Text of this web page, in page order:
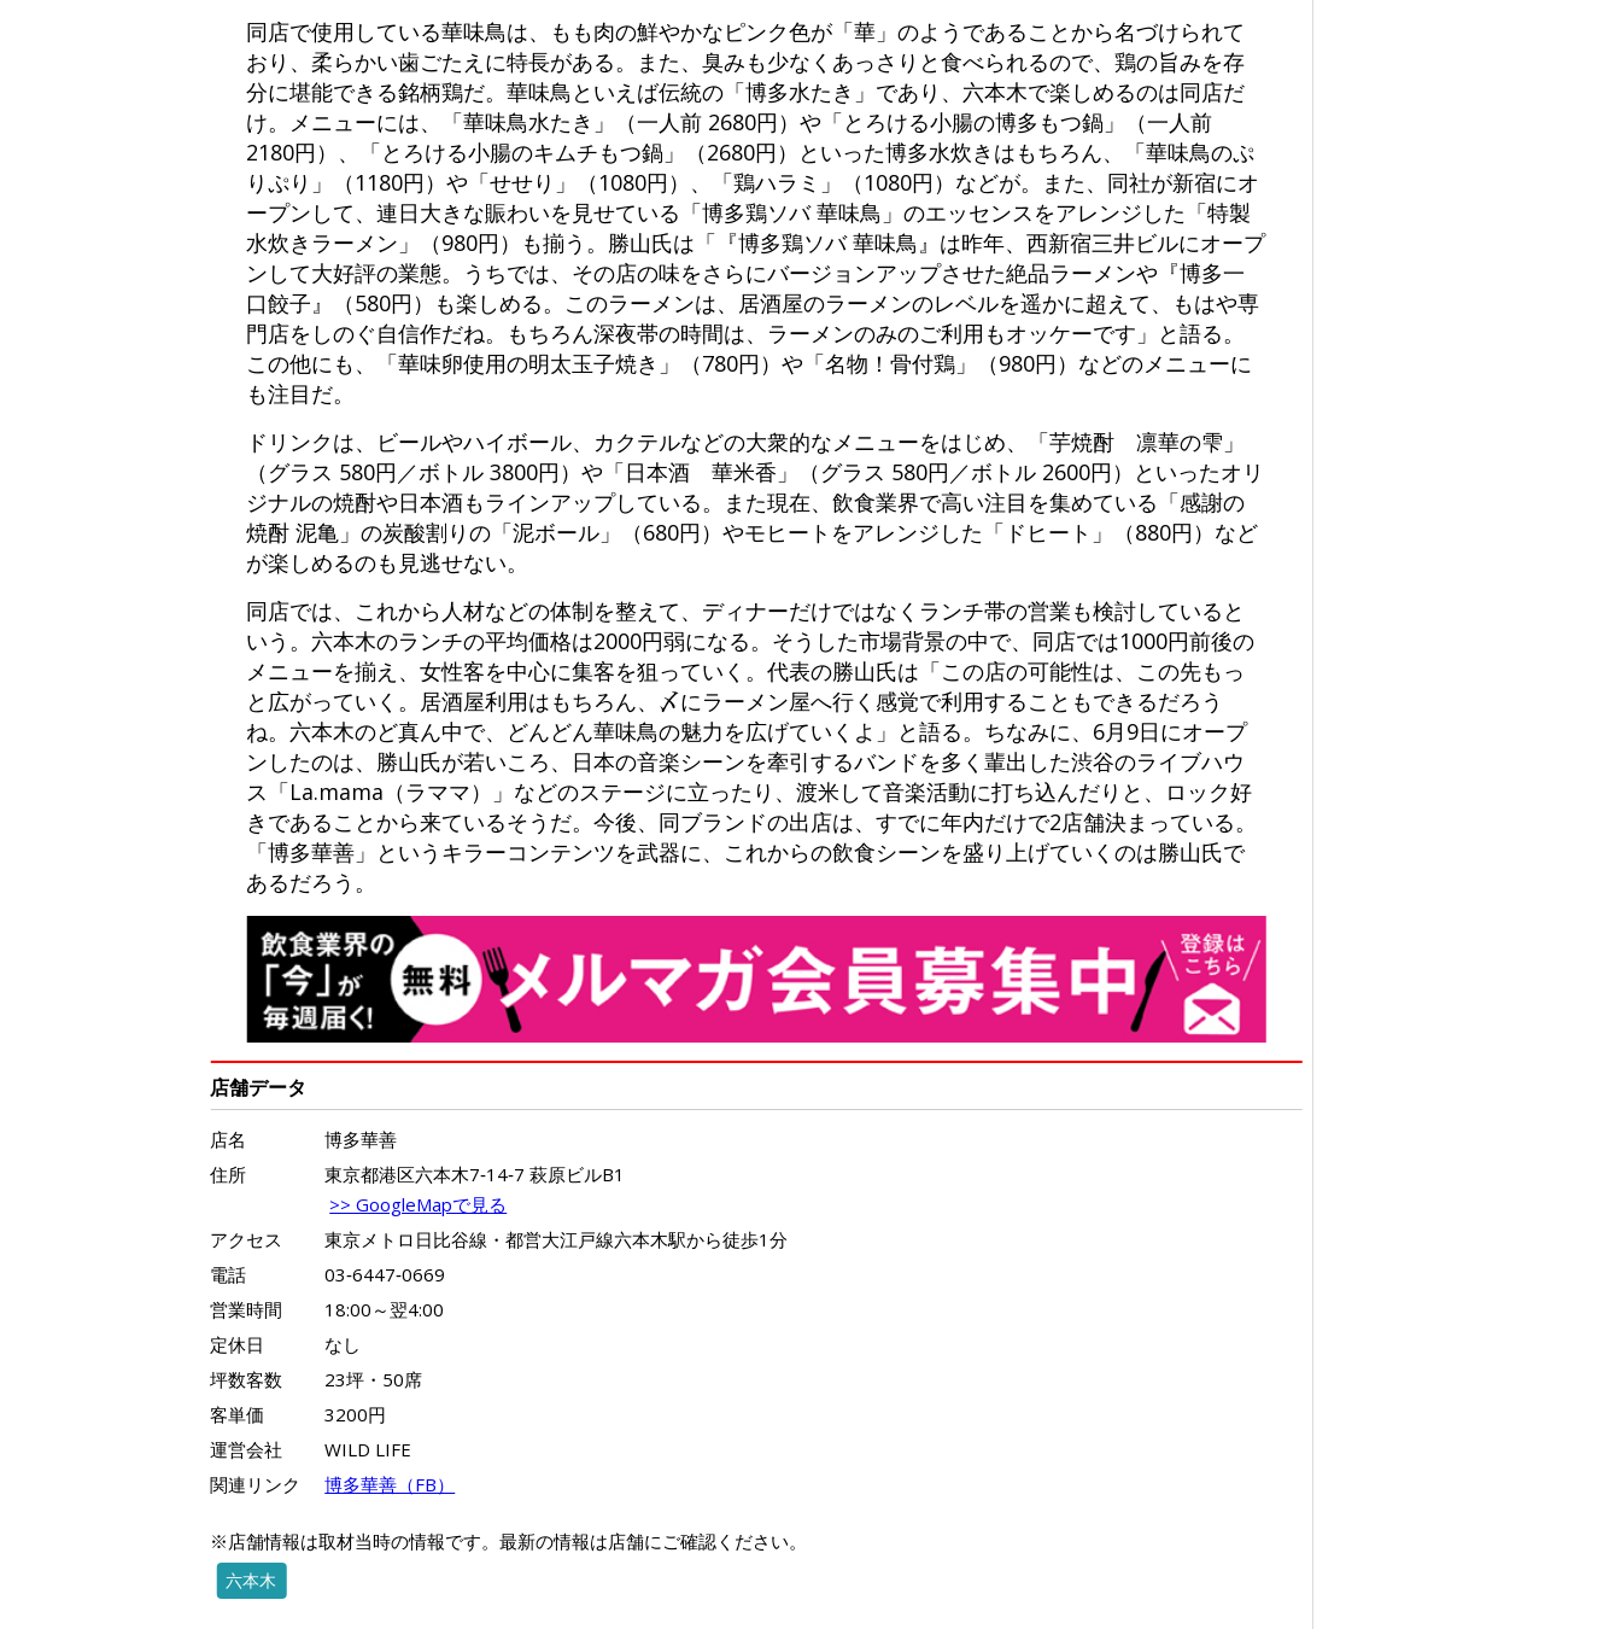
同店で使用している華味鳥は、もも肉の鮮やかなピンク色が「華」のようであることから名づけられて
おり、柔らかい歯ごたえに特長がある。また、臭みも少なくあっさりと食べられるので、鶏の旨みを存
分に堪能できる銘柄鶏だ。華味鳥といえば伝統の「博多水たき」であり、六本木で楽しめるのは同店だ
け。メニューには、「華味鳥水たき」（一人前 2680円）や「とろける小腸の博多もつ鍋」（一人前
2180円）、「とろける小腸のキムチもつ鍋」（2680円）といった博多水炊きはもちろん、「華味鳥のぷ
りぷり」（1180円）や「せせり」（1080円）、「鶏ハラミ」（1080円）などが。また、同社が新宿にオ
ープンして、連日大きな賑わいを見せている「博多鶏ソバ 華味鳥」のエッセンスをアレンジした「特製
水炊きラーメン」（980円）も揃う。勝山氏は「『博多鶏ソバ 華味鳥』は昨年、西新宿三井ビルにオープ
ンして大好評の業態。うちでは、その店の味をさらにバージョンアップさせた絶品ラーメンや『博多一
口餃子』（580円）も楽しめる。このラーメンは、居酒屋のラーメンのレベルを遥かに超えて、もはや専
門店をしのぐ自信作だね。もちろん深夜帯の時間は、ラーメンのみのご利用もオッケーです」と語る。
この他にも、「華味卵使用の明太玉子焼き」（780円）や「名物！骨付鶏」（980円）などのメニューに
も注目だ。
ドリンクは、ビールやハイボール、カクテルなどの大衆的なメニューをはじめ、「芋焼酎 凛華の雫」
（グラス 580円／ボトル 3800円）や「日本酒 華米香」（グラス 580円／ボトル 2600円）といったオリ
ジナルの焼酎や日本酒もラインアップしている。また現在、飲食業界で高い注目を集めている「感謝の
焼酎 泥亀」の炭酸割りの「泥ボール」（680円）やモヒートをアレンジした「ドヒート」（880円）など
が楽しめるのも見逃せない。
同店では、これから人材などの体制を整えて、ディナーだけではなくランチ帯の営業も検討していると
いう。六本木のランチの平均価格は2000円弱になる。そうした市場背景の中で、同店では1000円前後の
メニューを揃え、女性客を中心に集客を狙っていく。代表の勝山氏は「この店の可能性は、この先もっ
と広がっていく。居酒屋利用はもちろん、〆にラーメン屋へ行く感覚で利用することもできるだろう
ね。六本木のど真ん中で、どんどん華味鳥の魅力を広げていくよ」と語る。ちなみに、6月9日にオープ
ンしたのは、勝山氏が若いころ、日本の音楽シーンを牽引するバンドを多く輩出した渋谷のライブハウ
ス「La.mama（ラママ）」などのステージに立ったり、渡米して音楽活動に打ち込んだりと、ロック好
きであることから来ているそうだ。今後、同ブランドの出店は、すでに年内だけで2店舗決まっている。
「博多華善」というキラーコンテンツを武器に、これからの飲食シーンを盛り上げていくのは勝山氏で
あるだろう。
店舗データ
店名
博多華善
住所
東京都港区六本木7‐14‐7 萩原ビルB1
>> GoogleMapで見る
アクセス
東京メトロ日比谷線・都営大江戸線六本木駅から徒歩1分
電話
03‐6447‐0669
営業時間
18:00～翌4:00
定休日
なし
坪数客数
23坪・50席
客単価
3200円
運営会社
WILD LIFE
関連リンク
博多華善（FB）
※店舗情報は取材当時の情報です。最新の情報は店舗にご確認ください。
六本木